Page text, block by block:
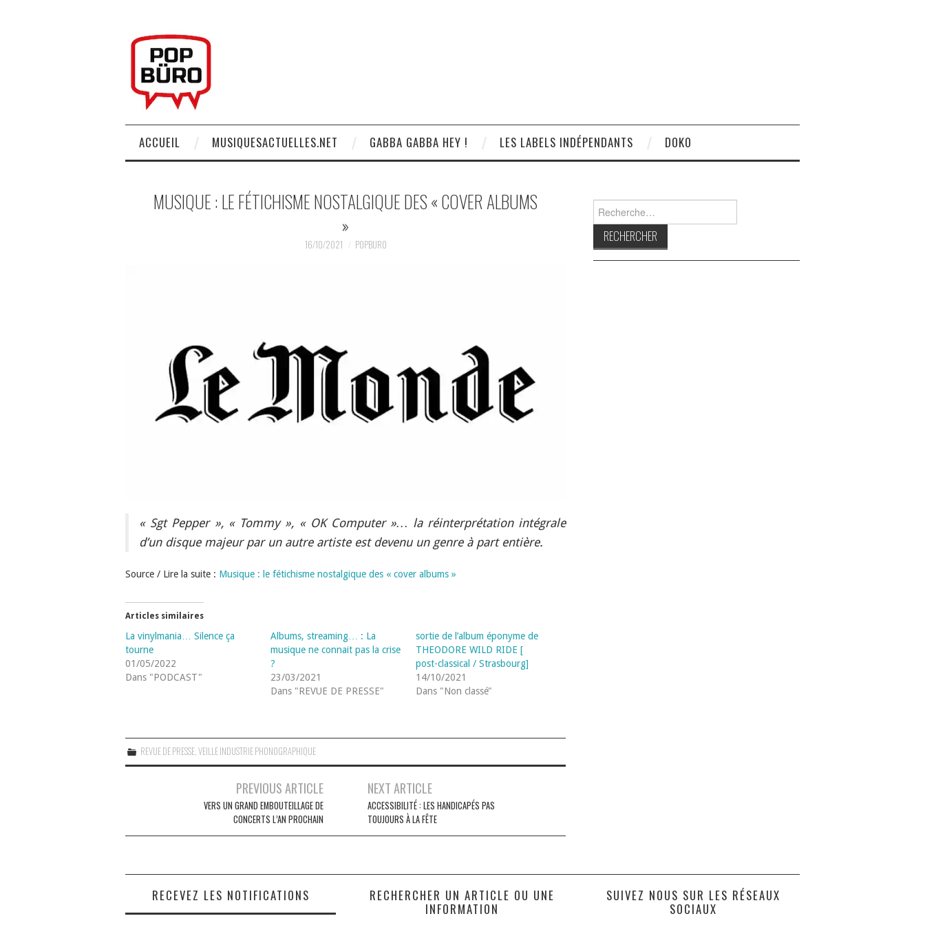
ACCUEIL MUSIQUESACTUELLES.NET GABBA GABBA HEY ! LES LABELS INDÉPENDANTS DOKO
MUSIQUE : LE FÉTICHISME NOSTALGIQUE DES « COVER ALBUMS
»
16/10/2021 POPBURO
« Sgt Pepper », « Tommy », « OK Computer »… la réinterprétation intégrale
d’un disque majeur par un autre artiste est devenu un genre à part entière.
Source / Lire la suite : Musique : le fétichisme nostalgique des « cover albums »
Articles similaires
La vinylmania… Silence ça
tourne
01/05/2022
Dans "PODCAST"
Albums, streaming… : La
musique ne connait pas la crise
?
23/03/2021
Dans "REVUE DE PRESSE"
sortie de l’album éponyme de
THEODORE WILD RIDE [
post-classical / Strasbourg]
14/10/2021
Dans "Non classé"
REVUE DE PRESSE,VEILLE INDUSTRIE PHONOGRAPHIQUE
PREVIOUS ARTICLE
VERS UN GRAND EMBOUTEILLAGE DE
CONCERTS L’AN PROCHAIN
NEXT ARTICLE
ACCESSIBILITÉ : LES HANDICAPÉS PAS
TOUJOURS À LA FÊTE
RECEVEZ LES NOTIFICATIONS
RECHERCHER UN ARTICLE OU UNE
INFORMATION
SUIVEZ NOUS SUR LES RÉSEAUX
SOCIAUX